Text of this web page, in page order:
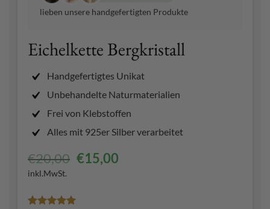
lieben unsere handgefertigten Produkte
Eichelkette Bergkristall
Handgefertigtes Unikat
Unbehandelte Naturmaterialien
Frei von Klebstoffen
Alles mit 925er Silber verarbeitet
€20,00 Ursprünglicher
Preis
€20,00
€15,00Aktueller
inkl.MwSt.